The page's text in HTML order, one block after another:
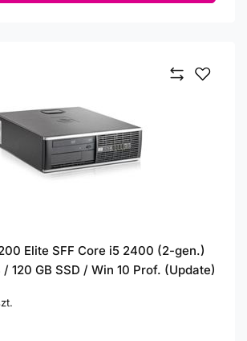
Elite SFF Core i5 2400 (2-gen.)
/ 120 GB SSD / Win 10 Prof. (Update)